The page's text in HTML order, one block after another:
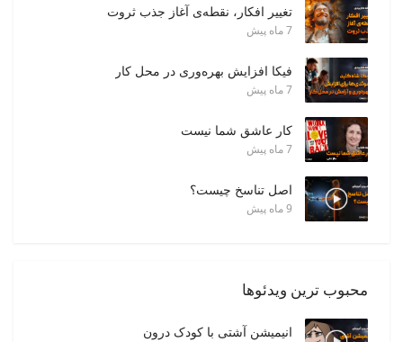
تغییر افکار، نقطه‌ی آغاز جذب ثروت
7 ماه پیش
فیکا افزایش بهره‌وری در محل کار
7 ماه پیش
کار عاشق شما نیست
7 ماه پیش
اصل تناسخ چیست؟
9 ماه پیش
محبوب ترین ویدئوها
انیمیشن آشتی با کودک درون
گسترش دهند.